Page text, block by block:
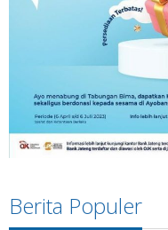
Berita Populer